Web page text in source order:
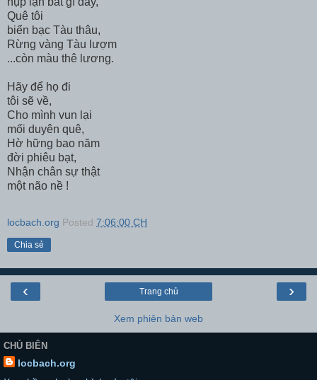
Quê tôi
biển bạc Tàu thâu,
Rừng vàng Tàu lượm
...còn màu thê lương.
Hãy để họ đi
tôi sẽ về,
Cho mình vun lại
mối duyên quê,
Hờ hững bao năm
đời phiêu bạt,
Nhận chân sự thật
một não nề !
locbach.org Posted 7:06:00 CH
Chia sẻ
‹ ›
Trang chủ
Xem phiên bản web
CHỦ BIÊN
locbach.org